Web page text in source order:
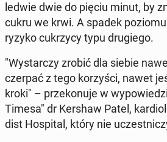
le­d­wie dwie do pięciu minut, by
cukru we krwi. A spadek
ryzyko cu­krzy­cy typu dru­gie­go.
"Wy­star­czy zrobić dla siebie
czerpać z tego ko­rzy­ści, nawet
kroki" – prze­ko­nu­je w
Timesa" dr Kershaw Patel,
dist Ho­spi­tal, który nie